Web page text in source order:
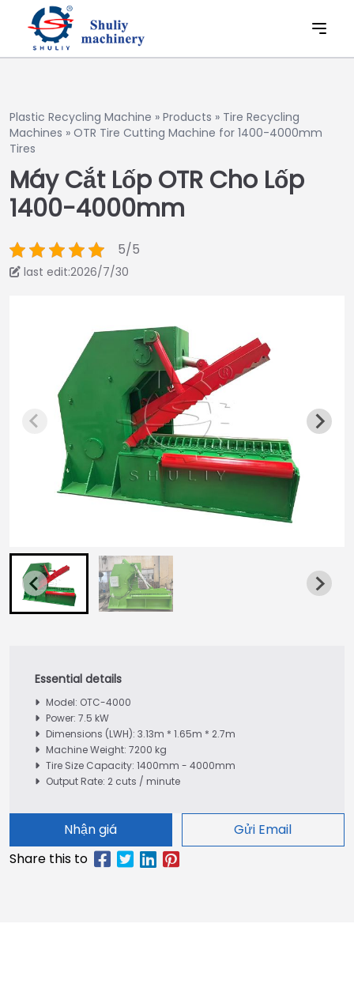
Plastic Recycling Machine » Products » Tire Recycling
Machines » OTR Tire Cutting Machine for 1400-4000mm
Tires
Máy Cắt Lốp OTR Cho Lốp
1400-4000mm
5/5
last edit:2026/7/30
Model: OTC-4000
Power: 7.5 kW
Dimensions (LWH): 3.13m * 1.65m * 2.7m
Machine Weight: 7200 kg
Tire Size Capacity: 1400mm - 4000mm
Output Rate: 2 cuts / minute
Nhận giá Gửi Email